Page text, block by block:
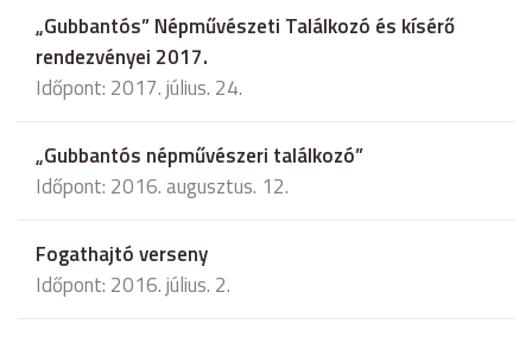
„Gubbantós” Népművészeti Találkozó és kísérő
rendezvényei 2017.
Időpont: 2017. július. 24.
„Gubbantós népművészeri találkozó”
Időpont: 2016. augusztus. 12.
Fogathajtó verseny
Időpont: 2016. július. 2.